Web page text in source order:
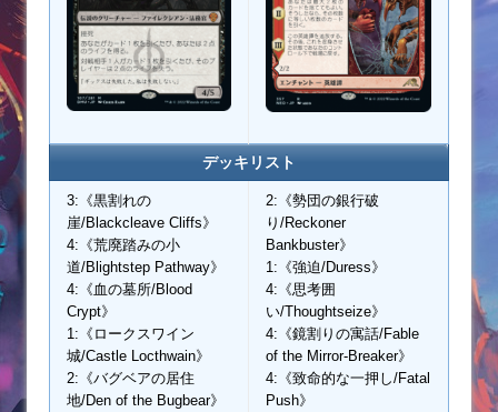
デッキリスト
3:《黒割れの
崖/Blackcleave Cliffs》
4:《荒廃踏みの小
道/Blightstep Pathway》
4:《血の墓所/Blood
Crypt》
1:《ロークスワイン
城/Castle Locthwain》
2:《バグベアの居住
地/Den of the Bugbear》
2:《勢団の銀行破
り/Reckoner
Bankbuster》
1:《強迫/Duress》
4:《思考囲
い/Thoughtseize》
4:《鏡割りの寓話/Fable
of the Mirror-Breaker》
4:《致命的な一押し/Fatal
Push》